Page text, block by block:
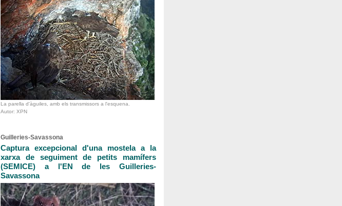
La parella d'àguiles, amb els transmissors a l'esquena.
Autor: XPN
Guilleries-Savassona
Captura excepcional d'una mostela a la
xarxa de seguiment de petits mamífers
(SEMICE) a l'EN de les Guilleries-
Savassona